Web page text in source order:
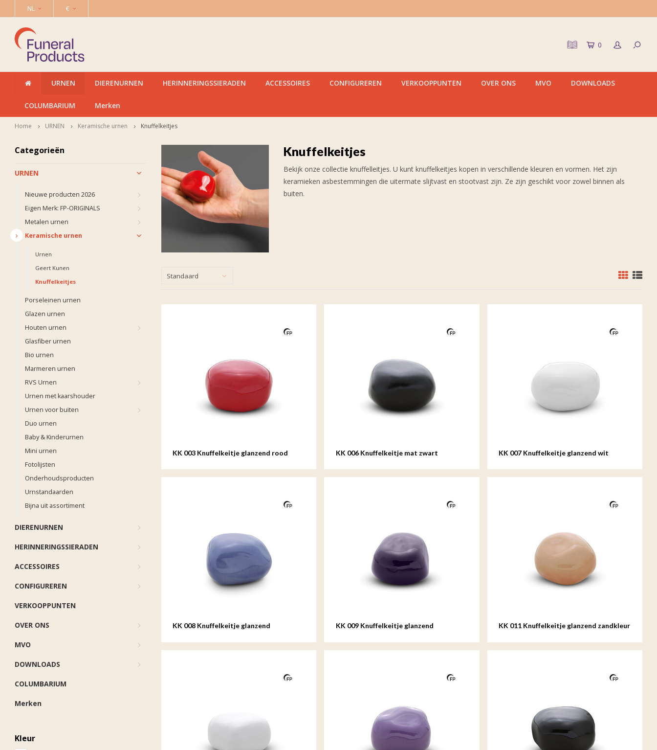
NL €
0
URNEN DIERENURNEN HERINNERINGSSIERADEN ACCESSOIRES CONFIGUREREN VERKOOPPUNTEN OVER ONS MVO DOWNLOADS
COLUMBARIUM Merken
Home URNEN Keramische urnen Knuffelkeitjes
Categorieën
URNEN
Nieuwe producten 2026
Eigen Merk: FP-ORIGINALS
Metalen urnen
Keramische urnen
Urnen
Geert Kunen
Knuffelkeitjes
Porseleinen urnen
Glazen urnen
Houten urnen
Glasfiber urnen
Bio urnen
Marmeren urnen
RVS Urnen
Urnen met kaarshouder
Urnen voor buiten
Duo urnen
Baby & Kinderurnen
Mini urnen
Fotolijsten
Onderhoudsproducten
Urnstandaarden
Bijna uit assortiment
DIERENURNEN
HERINNERINGSSIERADEN
ACCESSOIRES
CONFIGUREREN
VERKOOPPUNTEN
OVER ONS
MVO
DOWNLOADS
COLUMBARIUM
Merken
Kleur
Knuffelkeitjes
Bekijk onze collectie knuffelleitjes. U kunt knuffelkeitjes kopen in verschillende kleuren en vormen. Het zijn
keramieken asbestemmingen die uitermate slijtvast en stootvast zijn. Ze zijn geschikt voor zowel binnen als
buiten.
Standaard
KK 003 Knuffelkeitje glanzend rood KK 006 Knuffelkeitje mat zwart KK 007 Knuffelkeitje glanzend wit
KK 008 Knuffelkeitje glanzend
KK 009 Knuffelkeitje glanzend
KK 011 Knuffelkeitje glanzend zandkleur